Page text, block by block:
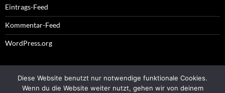
Eintrags-Feed
Kommentar-Feed
WordPress.org
Impressum
Diese Website benutzt nur notwendige funktionale Cookies.
Wenn du die Website weiter nutzt, gehen wir von deinem